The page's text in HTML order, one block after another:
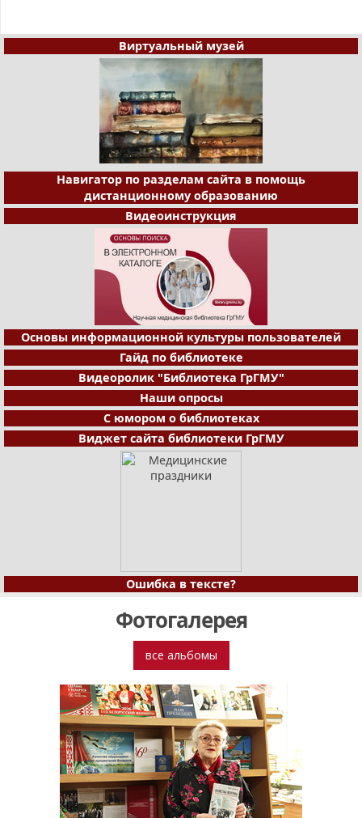
Виртуальный музей
Навигатор по разделам сайта в помощь
дистанционному образованию
Видеоинструкция
Основы информационной культуры пользователей
Гайд по библиотеке
Видеоролик "Библиотека ГрГМУ"
Наши опросы
С юмором о библиотеках
Виджет сайта библиотеки ГрГМУ
Ошибка в тексте?
Фотогалерея
все альбомы